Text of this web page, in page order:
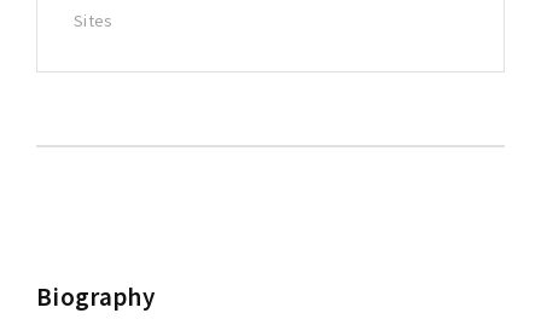
Sites
Biography